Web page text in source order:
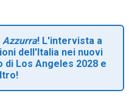
Azzurra! L'intervista a
dell'Italia nei nuovi
Los Angeles 2028 e